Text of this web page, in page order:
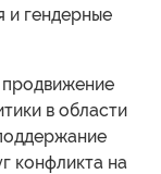
и гендерные
продвижение
в области
конфликта на